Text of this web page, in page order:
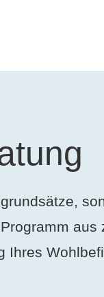
aus
Ihres